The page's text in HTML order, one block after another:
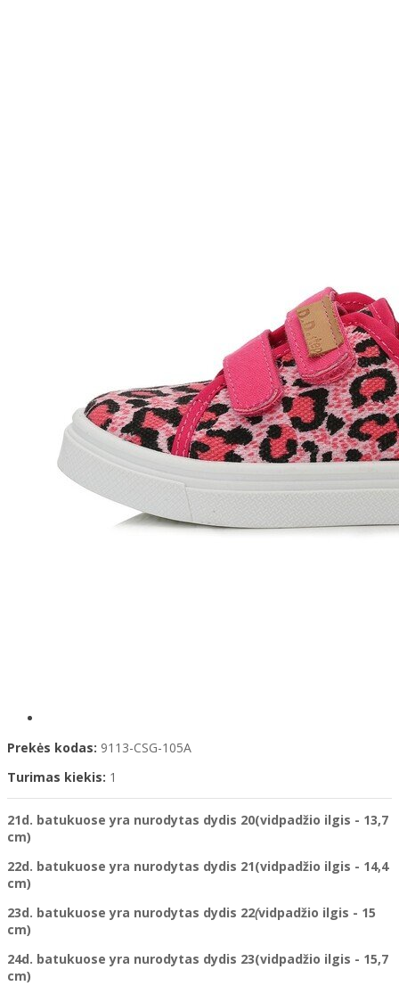
Prekės kodas: 9113-CSG-105A
Turimas kiekis: 1
21d. batukuose yra nurodytas dydis 20(vidpadžio ilgis - 13,7
cm)
22d. batukuose yra nurodytas dydis 21(vidpadžio ilgis - 14,4
cm)
23d. batukuose yra nurodytas dydis 22(vidpadžio ilgis - 15
cm)
24d. batukuose yra nurodytas dydis 23(vidpadžio ilgis - 15,7
cm)